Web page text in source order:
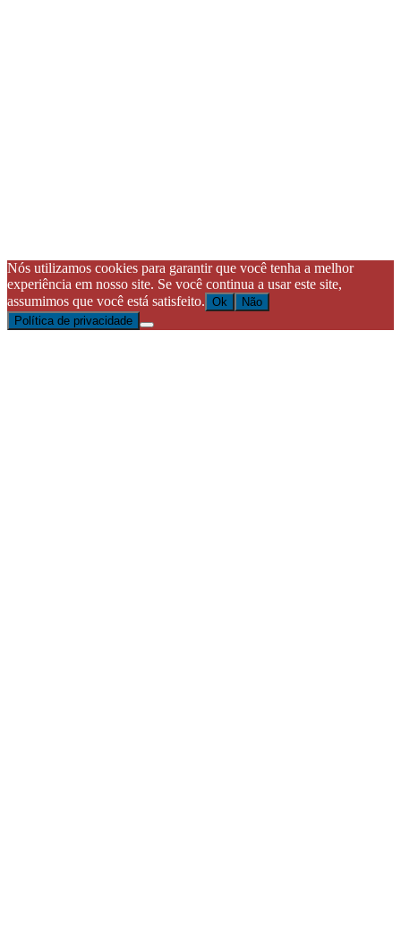
Nós utilizamos cookies para garantir que você tenha a melhor
experiência em nosso site. Se você continua a usar este site,
assumimos que você está satisfeito. Ok
Não
Política de privacidade